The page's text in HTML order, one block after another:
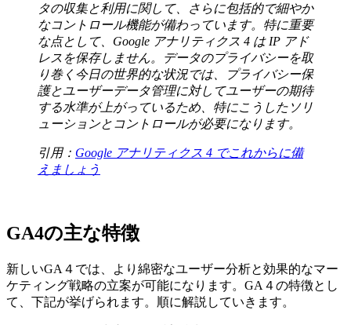
タの収集と利用に関して、さらに包括的で細やか
なコントロール機能が備わっています。特に重要
な点として、Google アナリティクス 4 は IP アド
レスを保存しません。データのプライバシーを取
り巻く今日の世界的な状況では、プライバシー保
護とユーザーデータ管理に対してユーザーの期待
する水準が上がっているため、特にこうしたソリ
ューションとコントロールが必要になります。
引用： Google アナリティクス 4 でこれからに備
えましょう
GA4の主な特徴
新しいGA４では、より綿密なユーザー分析と効果的なマー
ケティング戦略の立案が可能になります。GA４の特徴とし
て、下記が挙げられます。順に解説していきます。